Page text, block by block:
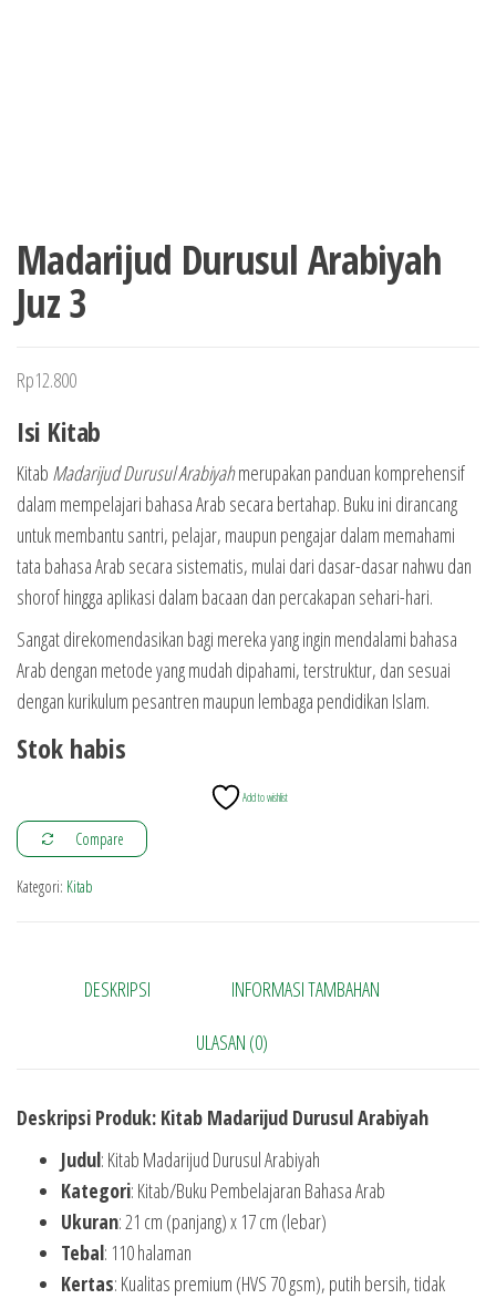
Madarijud Durusul Arabiyah
Juz 3
Rp12.800
Isi Kitab
Kitab Madarijud Durusul Arabiyahmerupakan panduan komprehensif
dalam mempelajari bahasa Arab secara bertahap. Buku ini dirancang
untuk membantu santri, pelajar, maupun pengajar dalam memahami
tata bahasa Arab secara sistematis, mulai dari dasar-dasar nahwu dan
shorof hingga aplikasi dalam bacaan dan percakapan sehari-hari.
Sangat direkomendasikan bagi mereka yang ingin mendalami bahasa
Arab dengan metode yang mudah dipahami, terstruktur, dan sesuai
dengan kurikulum pesantren maupun lembaga pendidikan Islam.
Stok habis
Add to wishlist
Compare
Kategori: Kitab
DESKRIPSI
INFORMASI TAMBAHAN
ULASAN (0)
Deskripsi Produk: Kitab Madarijud Durusul Arabiyah
Judul: Kitab Madarijud Durusul Arabiyah
Kategori: Kitab/Buku Pembelajaran Bahasa Arab
Ukuran: 21 cm (panjang) x 17 cm (lebar)
Tebal: 110 halaman
Kertas: Kualitas premium (HVS 70 gsm), putih bersih, tidak